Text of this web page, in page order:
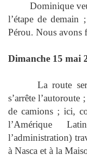
Dominique
l’étape de
Pérou. Nous avons
Dimanche 15 mai
La route
s’arrête
de camions ; ici,
l’Amérique
l’administration)
à Nasca et à la